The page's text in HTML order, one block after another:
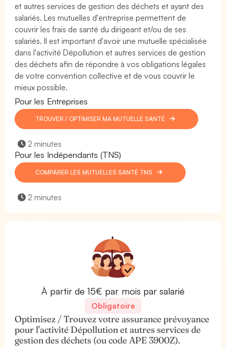
et autres services de gestion des déchets et ayant des
salariés. Les mutuelles d'entreprise permettent de
couvrir les frais de santé du dirigeant et/ou de ses
salariés. Il est important d'avoir une mutuelle spécialisée
dans l'activité Dépollution et autres services de gestion
des déchets afin de répondre à vos obligations légales
de votre convention collective et de vous couvrir le
mieux possible.
Pour les Entreprises
TROUVER / OPTIMISER MA MUTUELLE SANTÉ
2 minutes
Pour les Indépendants (TNS)
COMPARER LES MUTUELLES SANTÉ TNS
2 minutes
À partir de 15€ par mois par salarié
Obligatoire
Optimisez / Trouvez votre assurance prévoyance
pour l'activité Dépollution et autres services de
gestion des déchets (ou code APE 3900Z).